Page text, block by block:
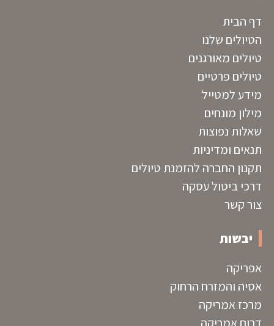
דף הבית
הטיולים שלנו
טיולים מאורגנים
טיולים פרטיים
מידע למטייל
מילון מונחים
שאלות נפוצות
תנאים ומדיניות
תקנון החברה להזמנת טיולים
דרכי ביטול עסקה
צור קשר
יבשות
אפריקה
אסיה והמזרח הרחוק
מרכז אמריקה